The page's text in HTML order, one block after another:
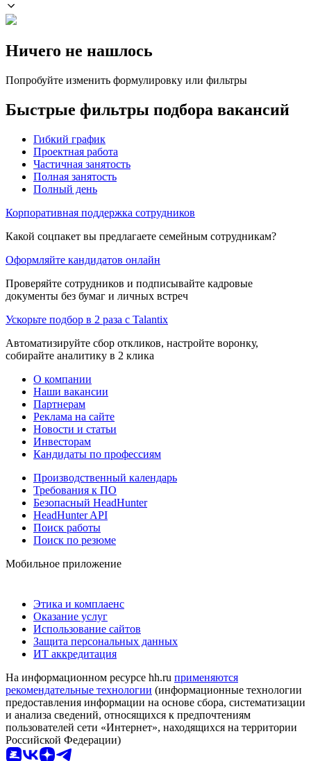
Ничего не нашлось
Попробуйте изменить формулировку или фильтры
Быстрые фильтры подбора вакансий
Гибкий график
Проектная работа
Частичная занятость
Полная занятость
Полный день
Корпоративная поддержка сотрудников
Какой соцпакет вы предлагаете семейным сотрудникам?
Оформляйте кандидатов онлайн
Проверяйте сотрудников и подписывайте кадровые
документы без бумаг и личных встреч
Ускорьте подбор в 2 раза с Talantix
Автоматизируйте сбор откликов, настройте воронку,
собирайте аналитику в 2 клика
О компании
Наши вакансии
Партнерам
Реклама на сайте
Новости и статьи
Инвесторам
Кандидаты по профессиям
Производственный календарь
Требования к ПО
Безопасный HeadHunter
HeadHunter API
Поиск работы
Поиск по резюме
Мобильное приложение
Этика и комплаенс
Оказание услуг
Использование сайтов
Защита персональных данных
ИТ аккредитация
На информационном ресурсе hh.ru применяются
рекомендательные технологии (информационные технологии
предоставления информации на основе сбора, систематизации
и анализа сведений, относящихся к предпочтениям
пользователей сети «Интернет», находящихся на территории
Российской Федерации)